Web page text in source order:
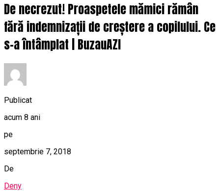
De necrezut! Proaspetele mămici rămân
fără indemnizații de creștere a copilului. Ce
s-a întâmplat | BuzauAZI
Publicat
acum 8 ani
pe
septembrie 7, 2018
De
Deny